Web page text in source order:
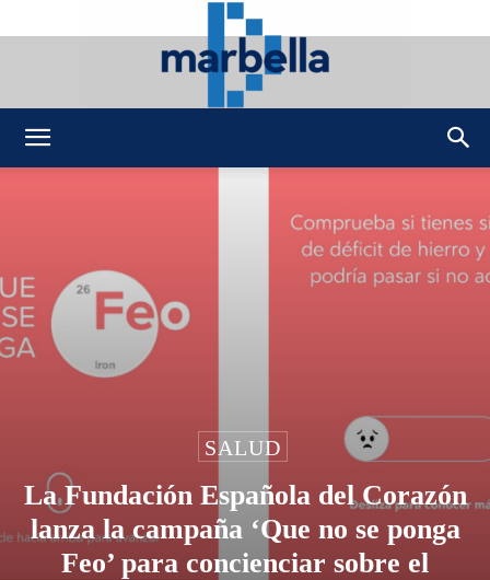
SALUD
La Fundación Española del Corazón
lanza la campaña ‘Que no se ponga
Feo’ para concienciar sobre el